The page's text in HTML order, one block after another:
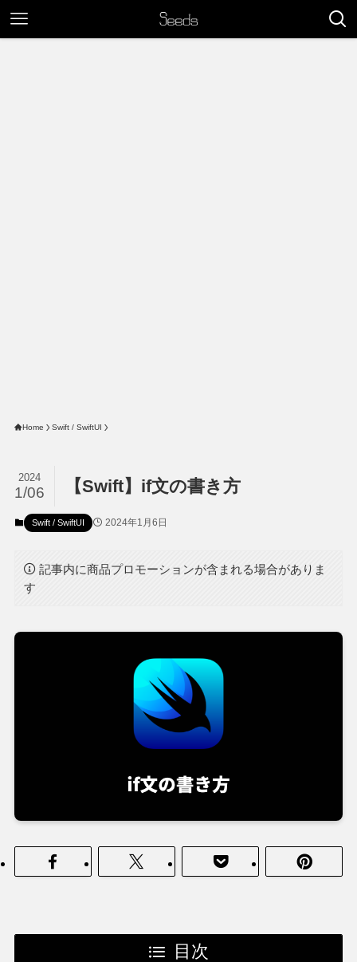
Home Swift / SwiftUI
【Swift】if文の書き方
2024
1/06
Swift / SwiftUI 2024年1月6日
記事内に商品プロモーションが含まれる場合がありま
す
目次